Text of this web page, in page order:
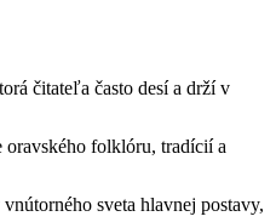
čitateľa často desí a drží v
oravského folklóru, tradícií a
sveta hlavnej postavy,